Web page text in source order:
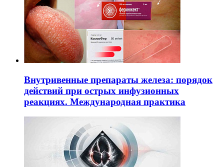
Внутривенные препараты железа: порядок
действий при острых инфузионных
реакциях. Международная практика